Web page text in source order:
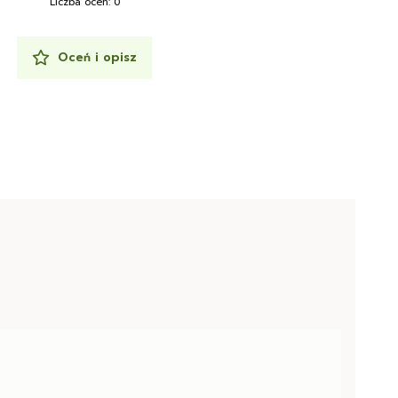
Oceń i opisz